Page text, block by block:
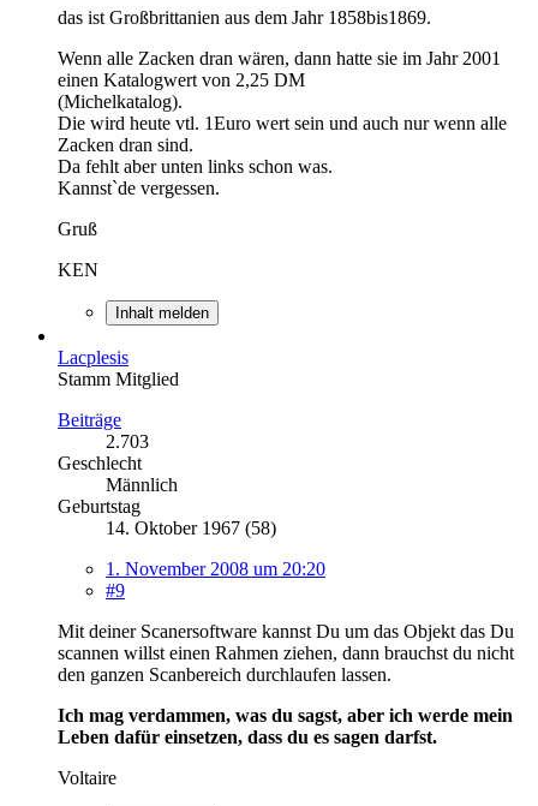
das ist Großbrittanien aus dem Jahr 1858bis1869.
Wenn alle Zacken dran wären, dann hatte sie im Jahr 2001
einen Katalogwert von 2,25 DM
(Michelkatalog).
Die wird heute vtl. 1Euro wert sein und auch nur wenn alle
Zacken dran sind.
Da fehlt aber unten links schon was.
Kannst`de vergessen.
Gruß
KEN
Inhalt melden
Lacplesis
Stamm Mitglied
Beiträge
2.703
Geschlecht
Männlich
Geburtstag
14. Oktober 1967 (58)
1. November 2008 um 20:20
#9
Mit deiner Scanersoftware kannst Du um das Objekt das Du
scannen willst einen Rahmen ziehen, dann brauchst du nicht
den ganzen Scanbereich durchlaufen lassen.
Ich mag verdammen, was du sagst, aber ich werde mein
Leben dafür einsetzen, dass du es sagen darfst.
Voltaire